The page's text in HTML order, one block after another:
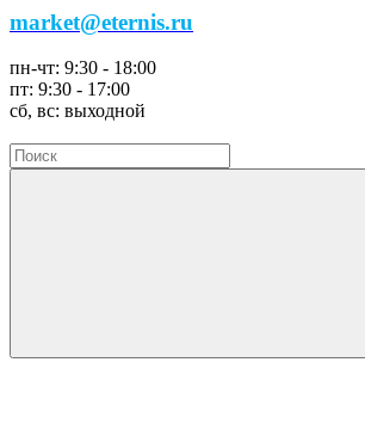
market@eternis.ru
пн-чт: 9:30 - 18:00
пт: 9:30 - 17:00
сб, вс: выходной